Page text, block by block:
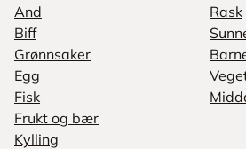
And
Biff
Grønnsaker
Egg
Fisk
Frukt og bær
Kylling
Rask